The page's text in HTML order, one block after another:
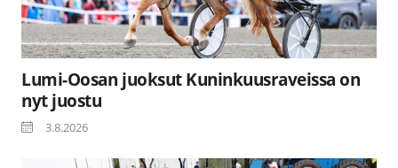
Lumi-Oosan juoksut Kuninkuusraveissa on
nyt juostu
3.8.2026